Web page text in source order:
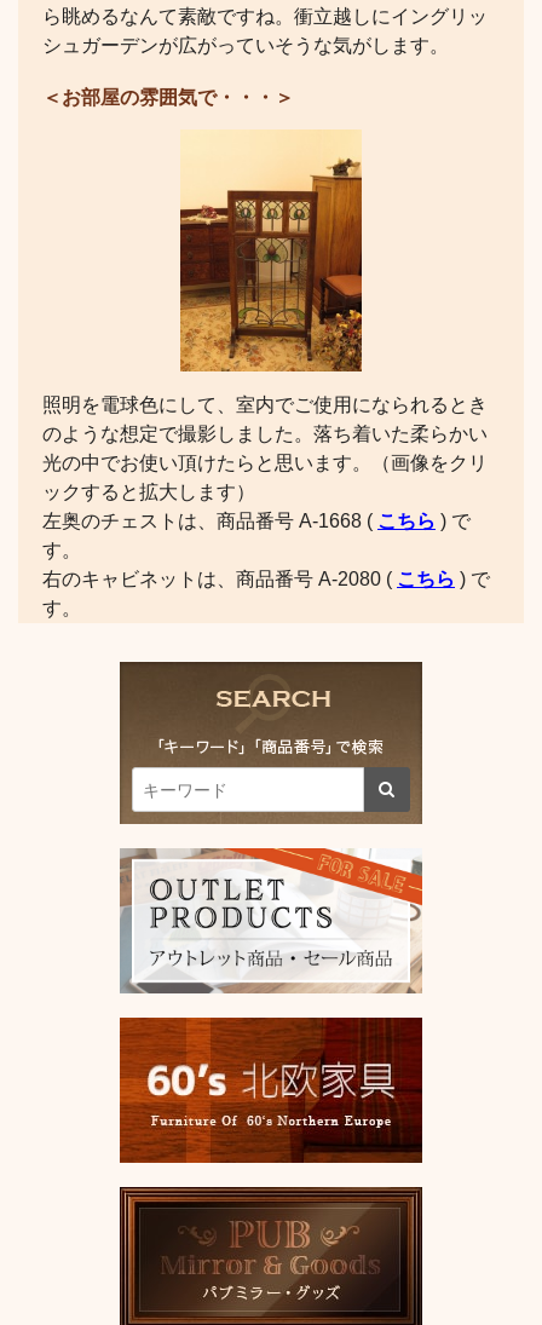
ら眺めるなんて素敵ですね。衝立越しにイングリッ
シュガーデンが広がっていそうな気がします。
＜お部屋の雰囲気で・・・＞
照明を電球色にして、室内でご使用になられるとき
のような想定で撮影しました。落ち着いた柔らかい
光の中でお使い頂けたらと思います。（画像をクリ
ックすると拡大します）
左奥のチェストは、商品番号 A-1668 ( こちら ) で
す。
右のキャビネットは、商品番号 A-2080 ( こちら ) で
す。